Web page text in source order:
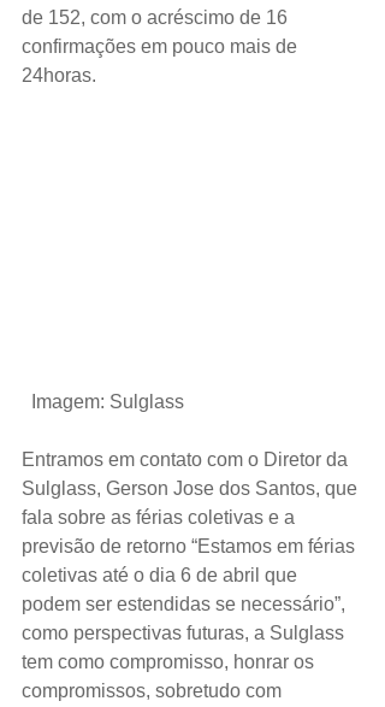
de 152, com o acréscimo de 16
confirmações em pouco mais de
24horas.
Imagem: Sulglass
Entramos em contato com o Diretor da
Sulglass, Gerson Jose dos Santos, que
fala sobre as férias coletivas e a
previsão de retorno “Estamos em férias
coletivas até o dia 6 de abril que
podem ser estendidas se necessário”,
como perspectivas futuras, a Sulglass
tem como compromisso, honrar os
compromissos, sobretudo com